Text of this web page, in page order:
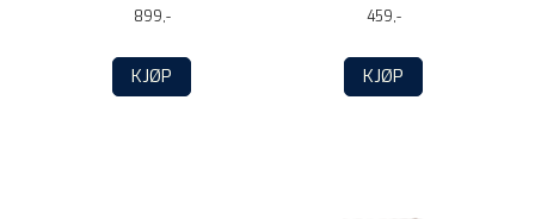
899,-
KJØP
459,-
KJØP